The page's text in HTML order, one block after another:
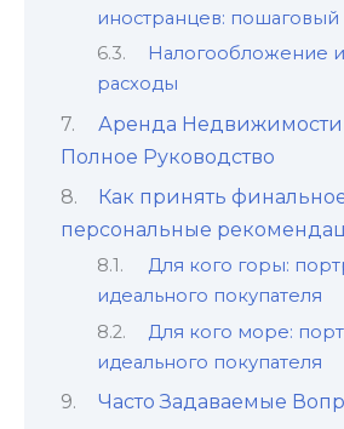
иностранцев: пошаговый
Налогообложение
расходы
Аренда Недвижимости
Полное Руководство
Как принять
персональные
Для кого горы:
идеального покупателя
Для кого море:
идеального покупателя
Часто Задаваемые